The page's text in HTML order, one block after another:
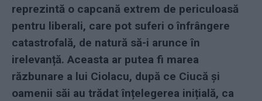
reprezintă o capcană extrem de periculoasă
pentru liberali, care pot suferi o înfrângere
catastrofală, de natură să-i arunce în
irelevanță. Aceasta ar putea fi marea
răzbunare a lui Ciolacu, după ce Ciucă și
oamenii săi au trădat înțelegerea inițială, ca